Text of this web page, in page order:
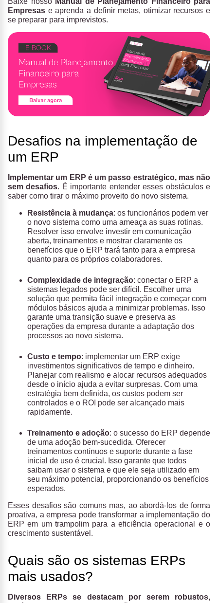
Empresas e aprenda a definir metas, otimizar recursos e
se preparar para imprevistos.
Desafios na implementação de
um ERP
Implementar um ERP é um passo estratégico, mas não
sem desafios. É importante entender esses obstáculos e
saber como tirar o máximo proveito do novo sistema.
Resistência à mudança: os funcionários podem ver
o novo sistema como uma ameaça as suas rotinas.
Resolver isso envolve investir em comunicação
aberta, treinamentos e mostrar claramente os
benefícios que o ERP trará tanto para a empresa
quanto para os próprios colaboradores.
Complexidade de integração: conectar o ERP a
sistemas legados pode ser difícil. Escolher uma
solução que permita fácil integração e começar com
módulos básicos ajuda a minimizar problemas. Isso
garante uma transição suave e preserva as
operações da empresa durante a adaptação dos
processos ao novo sistema.
Custo e tempo: implementar um ERP exige
investimentos significativos de tempo e dinheiro.
Planejar com realismo e alocar recursos adequados
desde o início ajuda a evitar surpresas. Com uma
estratégia bem definida, os custos podem ser
controlados e o ROI pode ser alcançado mais
rapidamente.
Treinamento e adoção: o sucesso do ERP depende
de uma adoção bem-sucedida. Oferecer
treinamentos contínuos e suporte durante a fase
inicial de uso é crucial. Isso garante que todos
saibam usar o sistema e que ele seja utilizado em
seu máximo potencial, proporcionando os benefícios
esperados.
Esses desafios são comuns mas, ao abordá-los de forma
proativa, a empresa pode transformar a implementação do
ERP em um trampolim para a eficiência operacional e o
crescimento sustentável.
Quais são os sistemas ERPs
mais usados?
Diversos ERPs se destacam por serem robustos,